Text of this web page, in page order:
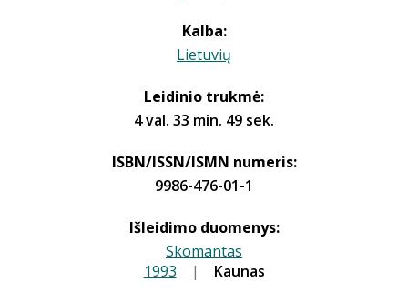
Kalba:
Lietuvių
Leidinio trukmė:
4 val. 33 min. 49 sek.
ISBN/ISSN/ISMN numeris:
9986-476-01-1
Išleidimo duomenys:
Skomantas
1993 | Kaunas